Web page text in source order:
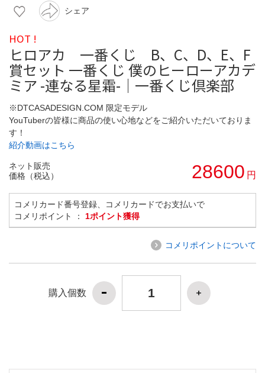
シェア
HOT !
ヒロアカ 一番くじ B、C、D、E、F
賞セット 一番くじ 僕のヒーローアカデ
ミア -連なる星霜-｜一番くじ倶楽部
※DTCASADESIGN.COM 限定モデル
YouTuberの皆様に商品の使い心地などをご紹介いただいておりま
す！
紹介動画はこちら
ネット販売
価格（税込）
28600 円
コメリカード番号登録、コメリカードでお支払いで
コメリポイント ： 1ポイント獲得
コメリポイントについて
購入個数